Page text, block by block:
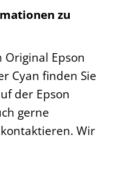
zu
Epson
Cyan finden Sie
der Epson
gerne
Wir